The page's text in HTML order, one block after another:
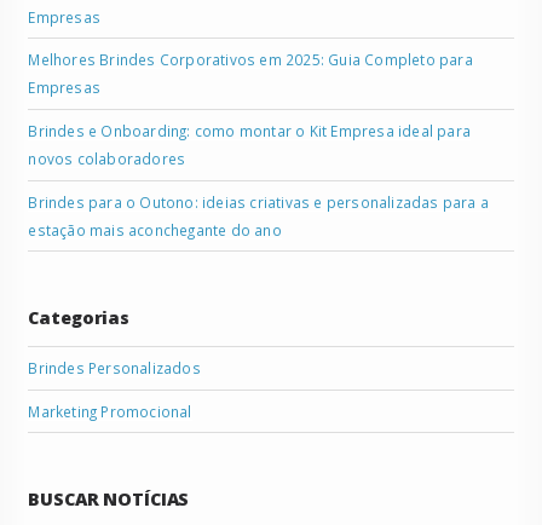
Empresas
Melhores Brindes Corporativos em 2025: Guia Completo para
Empresas
Brindes e Onboarding: como montar o Kit Empresa ideal para
novos colaboradores
Brindes para o Outono: ideias criativas e personalizadas para a
estação mais aconchegante do ano
Categorias
Brindes Personalizados
Marketing Promocional
BUSCAR NOTÍCIAS